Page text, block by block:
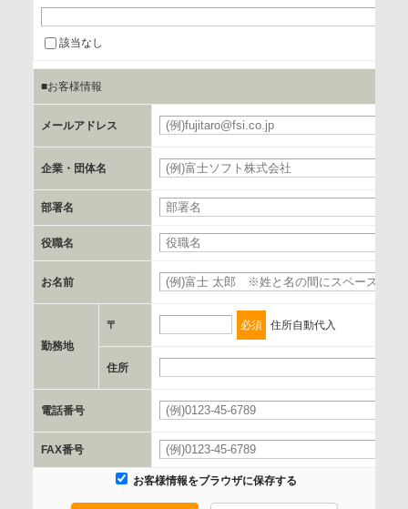
当該企業/団体のサービス等のご案内及び当該企業/団体からの
情報を提供するため
b.第三者に提供される個人データの項目
郵便番号、住所、電話番号、FAX番号、メールアドレス
c.第三者への提供の手段または手法
書類の送付又は電子的な方法
d.提供先および管理者
当社とイベント/セミナーを共同で開催する企業/団体
e.個人情報取り扱いに関する契約
当社と当該企業/団体とは、個人情報取扱に関する覚書の締結
を行います。
委託の有無
なし
該当なし
■お客様情報
メールアドレス
企業・団体名
部署名
役職名
お名前
勤務地
〒 必須 住所自動代入
住所
電話番号
FAX番号
お客様情報をブラウザに保存する